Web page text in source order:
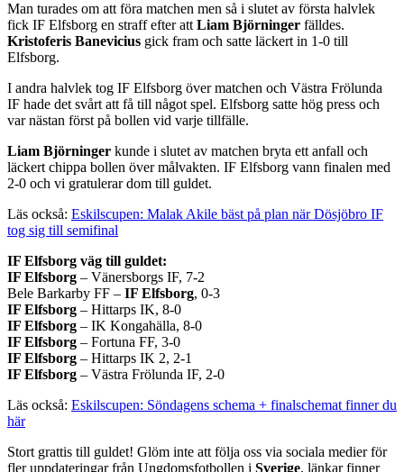
Man turades om att föra matchen men så i slutet av första halvlek
fick IF Elfsborg en straff efter att Liam Björninger fälldes.
Kristoferis Banevicius gick fram och satte läckert in 1-0 till
Elfsborg.
I andra halvlek tog IF Elfsborg över matchen och Västra Frölunda
IF hade det svårt att få till något spel. Elfsborg satte hög press och
var nästan först på bollen vid varje tillfälle.
Liam Björninger kunde i slutet av matchen bryta ett anfall och
läckert chippa bollen över målvakten. IF Elfsborg vann finalen med
2-0 och vi gratulerar dom till guldet.
Läs också: Eskilscupen: Malak Akile bäst på plan när Dösjöbro IF
tog sig till semifinal
IF Elfsborg väg till guldet:
IF Elfsborg – Vänersborgs IF, 7-2
Bele Barkarby FF – IF Elfsborg, 0-3
IF Elfsborg – Hittarps IK, 8-0
IF Elfsborg – IK Kongahälla, 8-0
IF Elfsborg – Fortuna FF, 3-0
IF Elfsborg – Hittarps IK 2, 2-1
IF Elfsborg – Västra Frölunda IF, 2-0
Läs också: Eskilscupen: Söndagens schema + finalschemat finner du
här
Stort grattis till guldet! Glöm inte att följa oss via sociala medier för
fler uppdateringar från Ungdomsfotbollen i Sverige, länkar finner